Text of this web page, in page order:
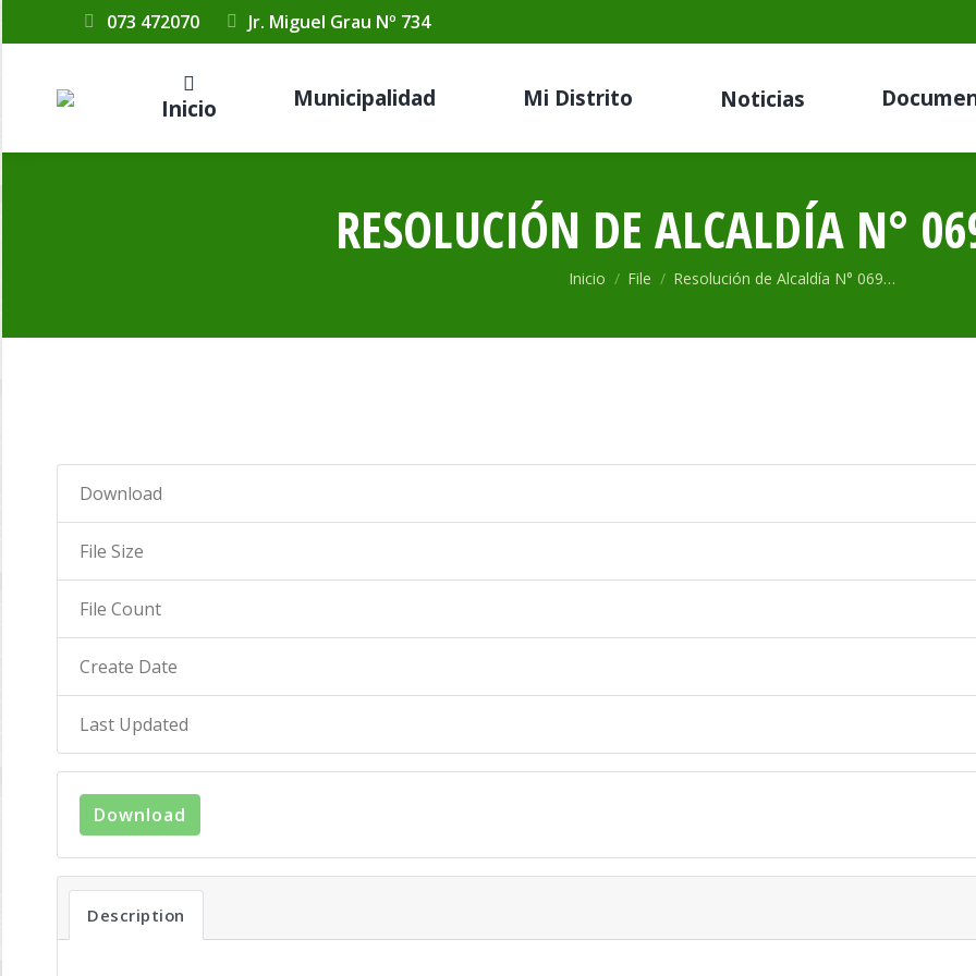
073 472070 Jr. Miguel Grau Nº 734
Inicio Municipalidad Mi Distrito Noticias
RESOLUCIÓN DE ALCALDÍA N°
Estás aquí:
Inicio File Resolución de Alcaldía N° 069…
Download
File Size
File Count
Create Date
Last Updated
Download
Description